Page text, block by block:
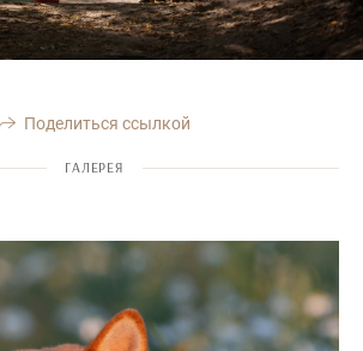
Поделиться ссылкой
ГАЛЕРЕЯ